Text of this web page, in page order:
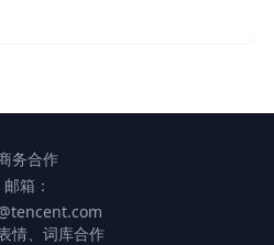
务合作
邮箱：
情、词库合作